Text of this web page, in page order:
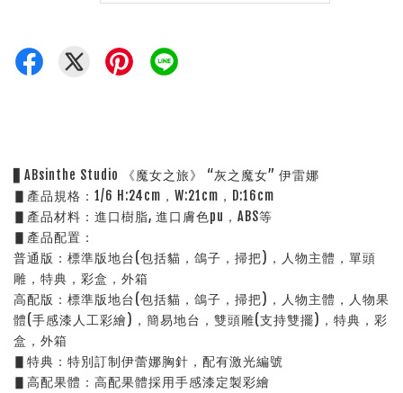
▋ABsinthe Studio 《魔女之旅》 “灰之魔女” 伊雷娜
▋產品規格：1/6 H:24cm，W:21cm，D:16cm
▋產品材料：進口樹脂, 進口膚色pu，ABS等
▋產品配置：
普通版：標準版地台(包括貓，鴿子，掃把)，人物主體，單頭
雕，特典，彩盒，外箱
高配版：標準版地台(包括貓，鴿子，掃把)，人物主體，人物果
體(手感漆人工彩繪)，簡易地台，雙頭雕(支持雙擺)，特典，彩
盒，外箱
▋特典：特別訂制伊蕾娜胸針，配有激光編號
▋高配果體：高配果體採用手感漆定製彩繪